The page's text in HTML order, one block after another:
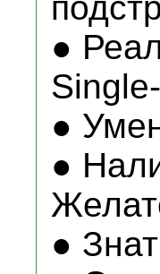
●
●
●
●